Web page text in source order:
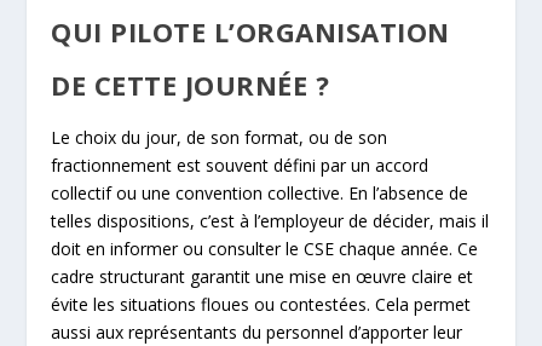
QUI PILOTE L’ORGANISATION
DE CETTE JOURNÉE ?
Le choix du jour, de son format, ou de son
fractionnement est souvent défini par un accord
collectif ou une convention collective. En l’absence de
telles dispositions, c’est à l’employeur de décider, mais il
doit en informer ou consulter le CSE chaque année. Ce
cadre structurant garantit une mise en œuvre claire et
évite les situations floues ou contestées. Cela permet
aussi aux représentants du personnel d’apporter leur